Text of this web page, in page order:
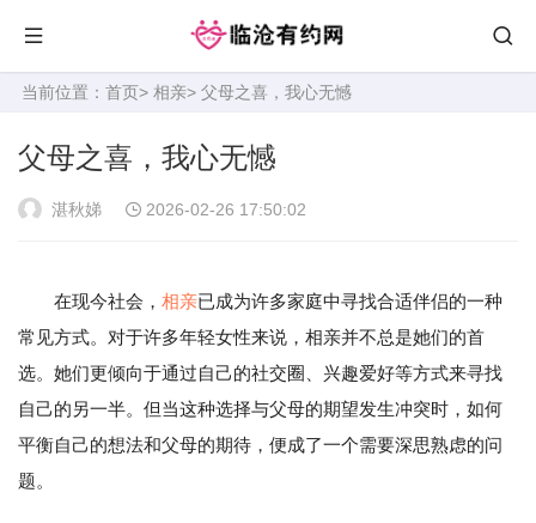
当前位置： 首页> 相亲> 父母之喜，我心无憾
父母之喜，我心无憾
湛秋娣 2026-02-26 17:50:02
在现今社会， 相亲已成为许多家庭中寻找合适伴侣的一种
常见方式。对于许多年轻女性来说，相亲并不总是她们的首
选。她们更倾向于通过自己的社交圈、兴趣爱好等方式来寻找
自己的另一半。但当这种选择与父母的期望发生冲突时，如何
平衡自己的想法和父母的期待，便成了一个需要深思熟虑的问
题。